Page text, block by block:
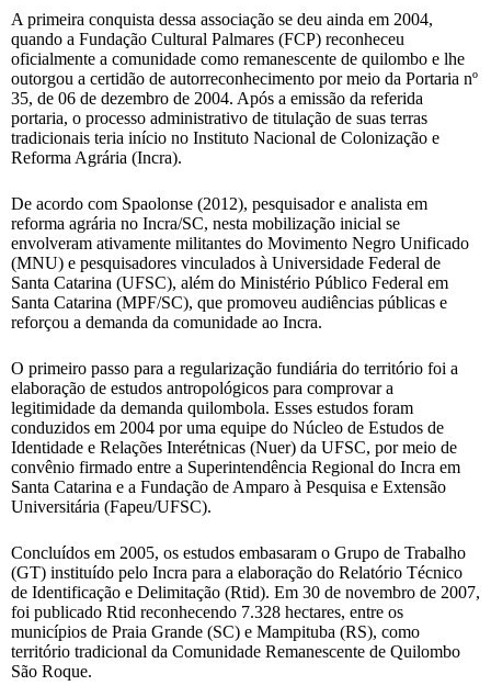
A primeira conquista dessa associação se deu ainda em 2004,
quando a Fundação Cultural Palmares (FCP) reconheceu
oficialmente a comunidade como remanescente de quilombo e lhe
outorgou a certidão de autorreconhecimento por meio da Portaria nº
35, de 06 de dezembro de 2004. Após a emissão da referida
portaria, o processo administrativo de titulação de suas terras
tradicionais teria início no Instituto Nacional de Colonização e
Reforma Agrária (Incra).
De acordo com Spaolonse (2012), pesquisador e analista em
reforma agrária no Incra/SC, nesta mobilização inicial se
envolveram ativamente militantes do Movimento Negro Unificado
(MNU) e pesquisadores vinculados à Universidade Federal de
Santa Catarina (UFSC), além do Ministério Público Federal em
Santa Catarina (MPF/SC), que promoveu audiências públicas e
reforçou a demanda da comunidade ao Incra.
O primeiro passo para a regularização fundiária do território foi a
elaboração de estudos antropológicos para comprovar a
legitimidade da demanda quilombola. Esses estudos foram
conduzidos em 2004 por uma equipe do Núcleo de Estudos de
Identidade e Relações Interétnicas (Nuer) da UFSC, por meio de
convênio firmado entre a Superintendência Regional do Incra em
Santa Catarina e a Fundação de Amparo à Pesquisa e Extensão
Universitária (Fapeu/UFSC).
Concluídos em 2005, os estudos embasaram o Grupo de Trabalho
(GT) instituído pelo Incra para a elaboração do Relatório Técnico
de Identificação e Delimitação (Rtid). Em 30 de novembro de 2007,
foi publicado Rtid reconhecendo 7.328 hectares, entre os
municípios de Praia Grande (SC) e Mampituba (RS), como
território tradicional da Comunidade Remanescente de Quilombo
São Roque.